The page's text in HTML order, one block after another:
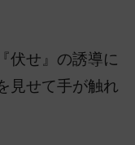
伏せ』の誘導に
見せて手が触れ